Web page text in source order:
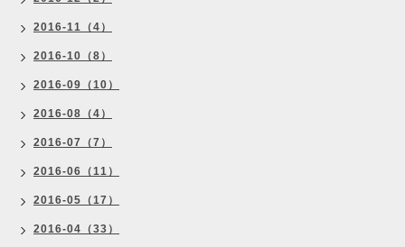
2016-11（4）
2016-10（8）
2016-09（10）
2016-08（4）
2016-07（7）
2016-06（11）
2016-05（17）
2016-04（33）